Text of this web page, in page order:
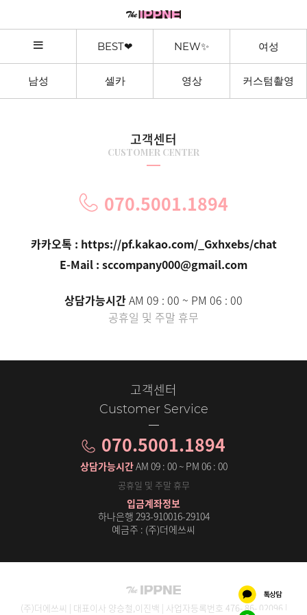
BEST❤ NEW✨ 여성
남성 셀카 영상 커스텀촬영
고객센터
Customer Center
070.5001.1894
카카오톡 : https://pf.kakao.com/_Gxhxebs/chat
E-Mail : sccompany000@gmail.com
상담가능시간AM 09 : 00 ~ PM 06 : 00
공휴일 및 주말 휴무
(주)더에쓰씨 | 대표이사 양승철,이진백 | 사업자등록번호 476- 86- 02096 |
고객센터
Customer Service
070.5001.1894
상담가능시간AM 09 : 00 ~ PM 06 : 00
공휴일 및 주말 휴무
입금계좌정보
하나은행 293-910016-29104
예금주 : (주)더에쓰씨